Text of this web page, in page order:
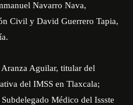
Navarro Nava,
Civil y David Guerrero Tapia,
Aguilar, titular del
del IMSS en Tlaxcala;
Médico del Issste